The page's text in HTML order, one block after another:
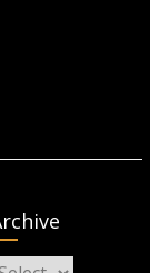
Archive